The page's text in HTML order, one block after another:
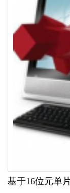
基于16位元单